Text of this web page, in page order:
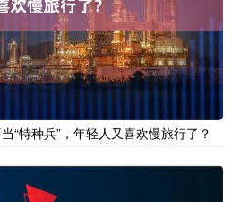
“特种兵”，年轻人又喜欢慢旅行了？